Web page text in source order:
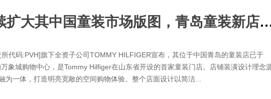
TOMMY HILFIGER继续扩大其中国童装市场版图，
代码:PVH]旗下全资子公司TOMMY HILFIGER宣布，其位于中国青岛的童装店已于
象城购物中心，是Tommy Hilfiger在山东省开设的首家童装门店。店铺装潢设计理念
一体，打造明亮宽敞的空间购物体验。整个店面设计以简洁...